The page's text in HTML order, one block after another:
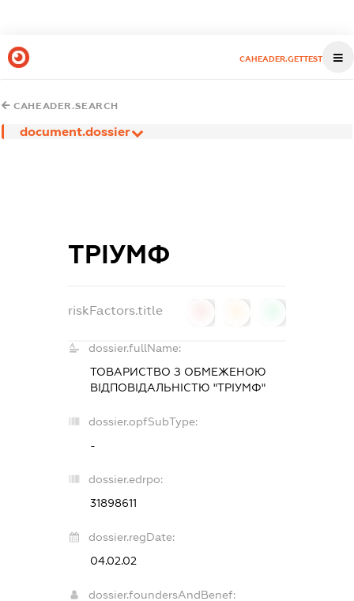
CAHEADER.GETTEST
CAHEADER.SEARCH
document.dossier
ТРІУМФ
riskFactors.title
dossier.fullName:
ТОВАРИСТВО З ОБМЕЖЕНОЮ
ВІДПОВІДАЛЬНІСТЮ "ТРІУМФ"
dossier.opfSubType:
-
dossier.edrpo:
31898611
dossier.regDate:
04.02.02
dossier.foundersAndBenef: